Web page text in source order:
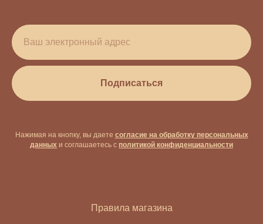
Подписаться
Нажимая на кнопку, вы даете согласие на обработку персональных
данных и соглашаетесь c политикой конфиденциальности
Правила магазина